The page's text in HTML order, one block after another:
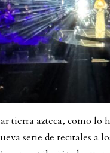
tierra azteca, como
serie de recitales a